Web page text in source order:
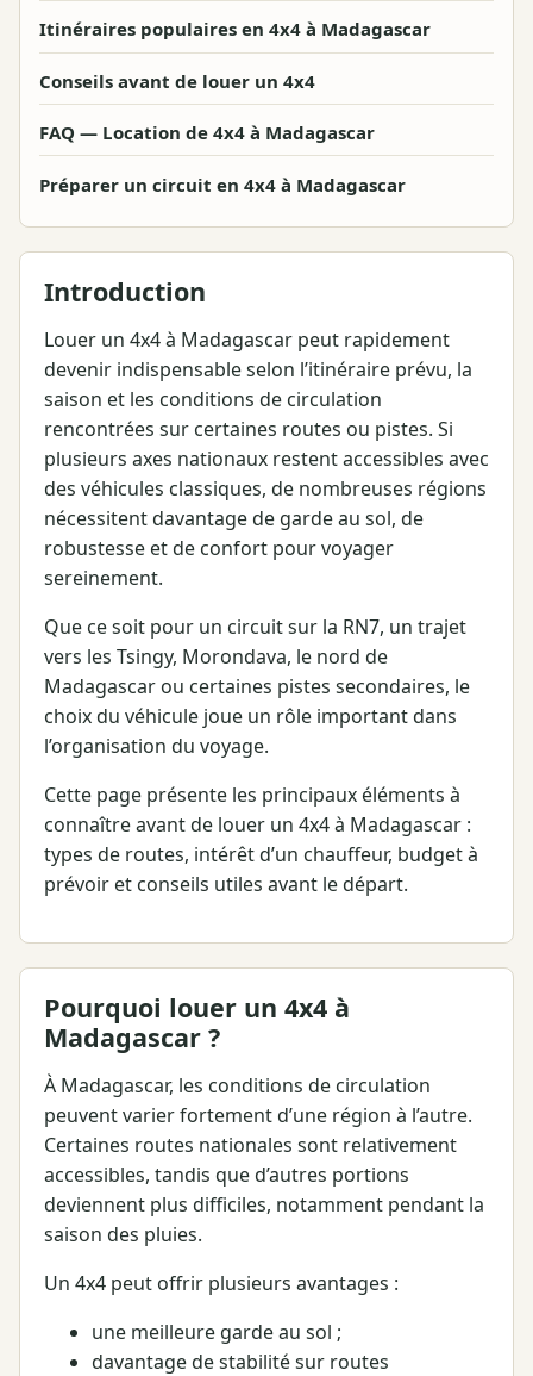
Itinéraires populaires en 4x4 à Madagascar
Conseils avant de louer un 4x4
FAQ — Location de 4x4 à Madagascar
Préparer un circuit en 4x4 à Madagascar
Introduction
Louer un 4x4 à Madagascar peut rapidement
devenir indispensable selon l’itinéraire prévu, la
saison et les conditions de circulation
rencontrées sur certaines routes ou pistes. Si
plusieurs axes nationaux restent accessibles avec
des véhicules classiques, de nombreuses régions
nécessitent davantage de garde au sol, de
robustesse et de confort pour voyager
sereinement.
Que ce soit pour un circuit sur la RN7, un trajet
vers les Tsingy, Morondava, le nord de
Madagascar ou certaines pistes secondaires, le
choix du véhicule joue un rôle important dans
l’organisation du voyage.
Cette page présente les principaux éléments à
connaître avant de louer un 4x4 à Madagascar :
types de routes, intérêt d’un chauffeur, budget à
prévoir et conseils utiles avant le départ.
Pourquoi louer un 4x4 à
Madagascar ?
À Madagascar, les conditions de circulation
peuvent varier fortement d’une région à l’autre.
Certaines routes nationales sont relativement
accessibles, tandis que d’autres portions
deviennent plus difficiles, notamment pendant la
saison des pluies.
Un 4x4 peut offrir plusieurs avantages :
une meilleure garde au sol ;
davantage de stabilité sur routes